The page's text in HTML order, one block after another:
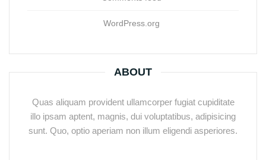
WordPress.org
ABOUT
Quas aliquam provident ullamcorper fugiat cupiditate
illo ipsam aptent, magnis, dui voluptatibus, adipisicing
sunt. Quo, optio aperiam non illum eligendi asperiores.